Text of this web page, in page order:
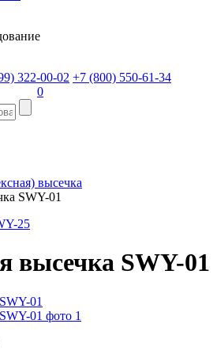
322-00-02 +7 (800) 550-61-34
0
высечка
SWY-01
25
высечка SWY-01